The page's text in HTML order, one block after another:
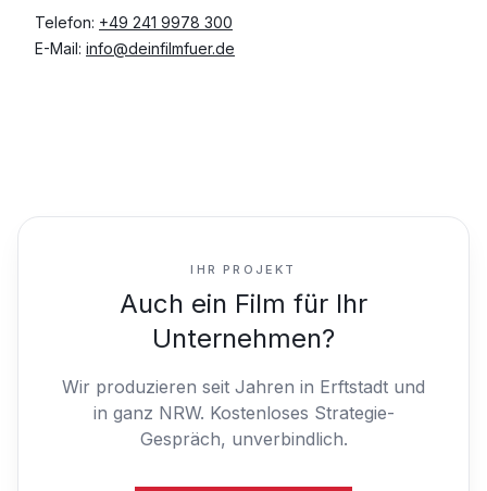
Telefon: +49 241 9978 300
E-Mail: info@deinfilmfuer.de
IHR PROJEKT
Auch ein Film für Ihr
Unternehmen?
Wir produzieren seit Jahren in Erftstadt und
in ganz NRW. Kostenloses Strategie-
Gespräch, unverbindlich.